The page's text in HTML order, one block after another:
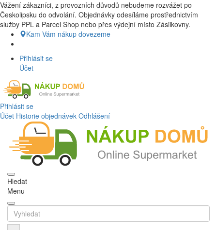
Nákup Potraviny domů, Nákup potraviny online, Čerstvé potraviny
dovezeme až k vašim dveřím. Česká lípa a okolí doprava zdarma.
Nakupdomu.cz
Vážení zákazníci, z provozních důvodů nebudeme rozvážet po
Českolipsku do odvolání. Objednávky odesíláme prostřednictvím
služby PPL a Parcel Shop nebo přes výdejní místo Zásilkovny.
Kam Vám nákup dovezeme
Přihlásit se
Účet
Přihlásit se
Účet Historie objednávek Odhlášení
Hledat
Menu